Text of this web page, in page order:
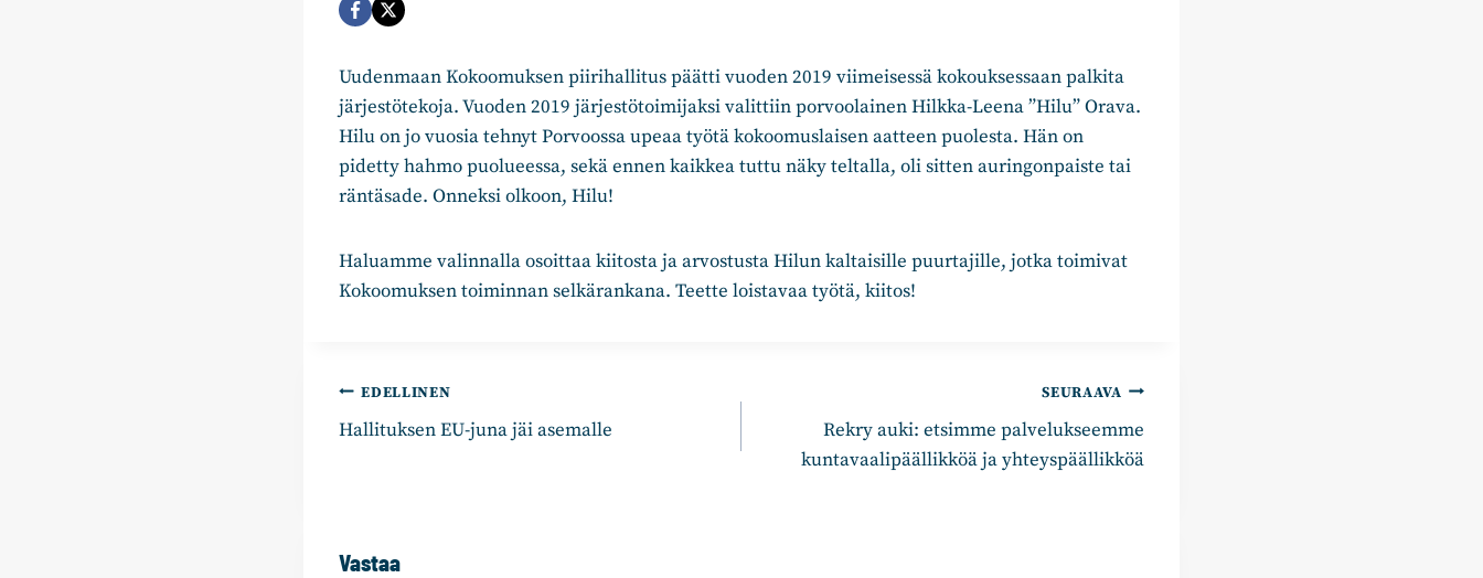
Uudenmaan Kokoomuksen piirihallitus päätti vuoden 2019 viimeisessä kokouksessaan palkita
järjestötekoja. Vuoden 2019 järjestötoimijaksi valittiin porvoolainen Hilkka-Leena ”Hilu” Orava.
Hilu on jo vuosia tehnyt Porvoossa upeaa työtä kokoomuslaisen aatteen puolesta. Hän on
pidetty hahmo puolueessa, sekä ennen kaikkea tuttu näky teltalla, oli sitten auringonpaiste tai
räntäsade. Onneksi olkoon, Hilu!
Haluamme valinnalla osoittaa kiitosta ja arvostusta Hilun kaltaisille puurtajille, jotka toimivat
Kokoomuksen toiminnan selkärankana. Teette loistavaa työtä, kiitos!
Artikkelien
selaus
EDELLINEN
Hallituksen EU-juna jäi asemalle
SEURAAVA
Rekry auki: etsimme palvelukseemme
kuntavaalipäällikköä ja yhteyspäällikköä
Vastaa